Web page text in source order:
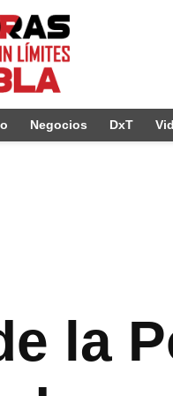
Negocios DxT
la